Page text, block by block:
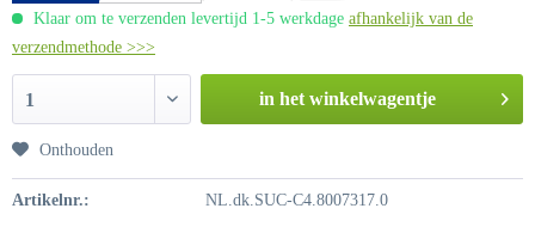
Klaar om te verzenden levertijd 1-5 werkdage afhankelijk van de
verzendmethode >>>
1 in het winkelwagentje
Onthouden
Artikelnr.: NL.dk.SUC-C4.8007317.0